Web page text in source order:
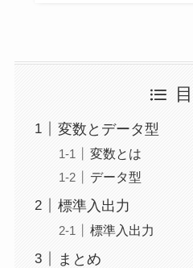
変数とデータ型
変数とは
データ型
標準入出力
標準入出力
まとめ